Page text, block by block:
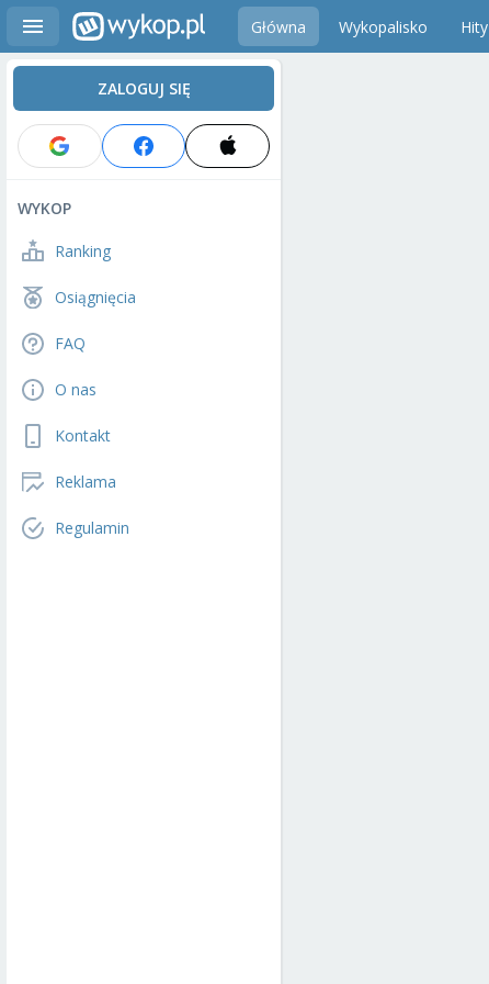
Główna Wykopalisko Hity
ZALOGUJ SIĘ
WYKOP
Ranking
Osiągnięcia
FAQ
O nas
Kontakt
Reklama
Regulamin